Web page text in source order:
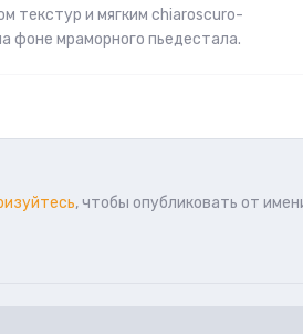
текстур и мягким chiaroscuro-
фоне мраморного пьедестала.
, чтобы опубликовать от